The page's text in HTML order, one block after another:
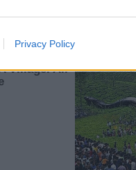
Privacy Policy